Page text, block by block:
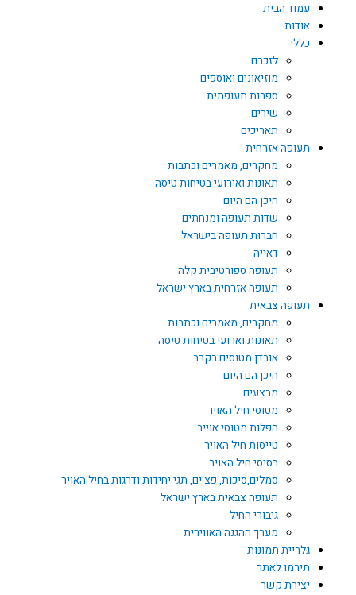
עמוד הבית
אודות
כללי
לזכרם
מוזיאונים ואוספים
ספרות תעופתית
שירים
תאריכים
תעופה אזרחית
מחקרים, מאמרים וכתבות
תאונות ואירועי בטיחות טיסה
היכן הם היום
שדות תעופה ומנחתים
חברות תעופה בישראל
דאייה
תעופה ספורטיבית קלה
תעופה אזרחית בארץ ישראל
תעופה צבאית
מחקרים, מאמרים וכתבות
תאונות וארועי בטיחות טיסה
אובדן מטוסים בקרב
היכן הם היום
מבצעים
מטוסי חיל האויר
הפלות מטוסי אוייב
טייסות חיל האויר
בסיסי חיל האויר
סמלים,סיכות, פצ'ים, תגי יחידות ודרגות בחיל האויר
תעופה צבאית בארץ ישראל
גיבורי החיל
מערך ההגנה האווירית
גלריית תמונות
תירמו לאתר
יצירת קשר